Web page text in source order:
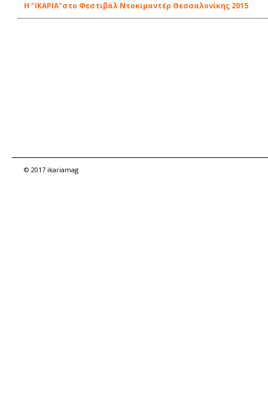
Η "ΙΚΑΡΙΑ"στο Φεστιβάλ Ντοκιμαντέρ Θεσσαλονίκης 2015
© 2017 ikariamag